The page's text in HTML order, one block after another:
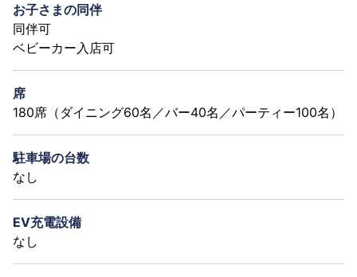
お子さまの同伴
同伴可
ベビーカー入店可
席
180席（ダイニング60名／バー40名／パーティー100名）
駐車場の台数
なし
EV充電設備
なし